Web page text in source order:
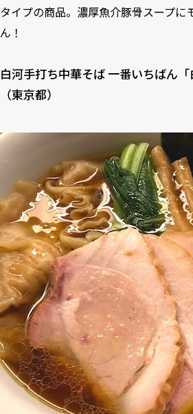
タイプの商品。濃厚魚介豚骨スープに
ん！
白河手打ち中華そば 一番いちばん「
（東京都）